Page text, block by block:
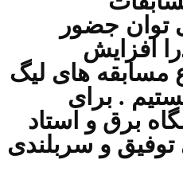
توان جضور
افزایش
مسابقه های لیگ
. برای
برق و استاد
و سربلندی